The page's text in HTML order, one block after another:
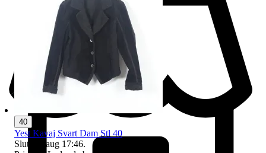
40
Yest Kavaj Svart Dam Stl 40
Sluttid
9 aug 17:46.